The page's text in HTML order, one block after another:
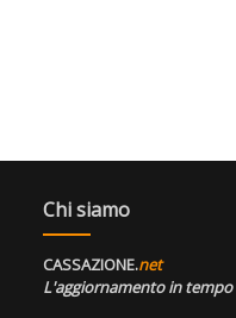
Chi siamo
CASSAZIONE.net
L'aggiornamento in